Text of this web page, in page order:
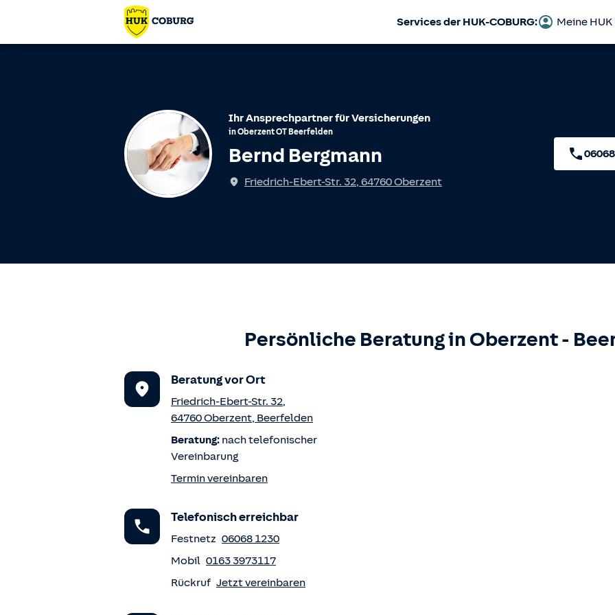
Services der HUK-COBURG: Meine HUK
Ihr Ansprechpartner für Versicherungen
inOberzentOT Beerfelden
Bernd Bergmann
Friedrich-Ebert-Str. 32, 64760Oberzent
Persönliche Beratung in Oberzent-
Beratung vor Ort
Friedrich-Ebert-Str. 32,
64760Oberzent, Beerfelden
Beratung: nach telefonischer
Vereinbarung
Termin vereinbaren
Telefonisch erreichbar
Festnetz 06068 1230
Mobil 0163 3973117
Rückruf Jetzt vereinbaren